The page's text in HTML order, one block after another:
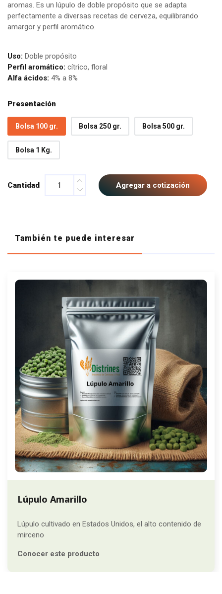
aromas. Es un lúpulo de doble propósito que se adapta
perfectamente a diversas recetas de cerveza, equilibrando
amargor y perfil aromático.
Uso: Doble propósito
Perfil aromático: cítrico, floral
Alfa ácidos: 4% a 8%
Presentación
Bolsa 100 gr. Bolsa 250 gr. Bolsa 500 gr.
Bolsa 1 Kg.
Cantidad Agregar a cotización
También te puede interesar
Lúpulo Amarillo
Lúpulo cultivado en Estados Unidos, el alto contenido de
mirceno
Conocer este producto